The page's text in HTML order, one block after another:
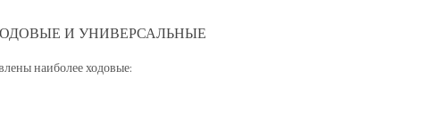
И УНИВЕРСАЛЬНЫЕ
наиболее ходовые: